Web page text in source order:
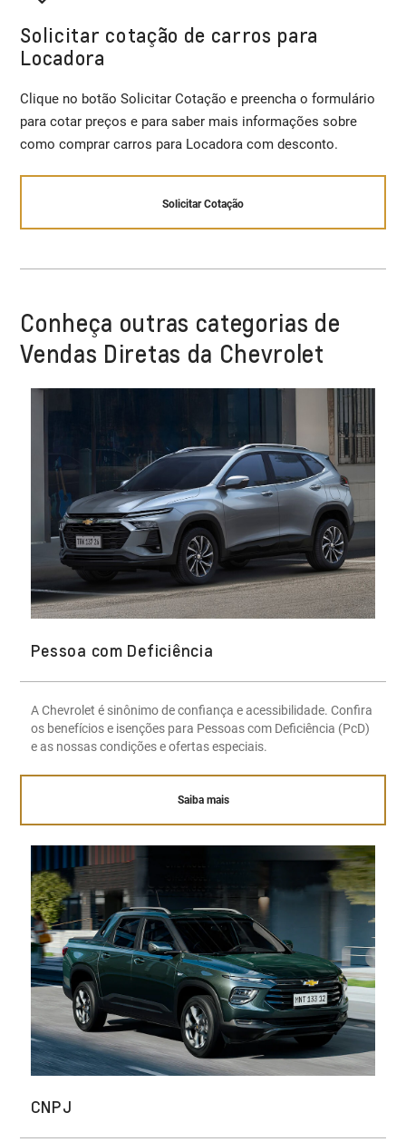
Solicitar cotação de carros para
Locadora
Clique no botão Solicitar Cotação e preencha o formulário
para cotar preços e para saber mais informações sobre
como comprar carros para Locadora com desconto.
Solicitar Cotação
Conheça outras categorias de
Vendas Diretas da Chevrolet
Pessoa com Deficiência
A Chevrolet é sinônimo de confiança e acessibilidade. Confira
os benefícios e isenções para Pessoas com Deficiência (PcD)
e as nossas condições e ofertas especiais.
Saiba mais
CNPJ